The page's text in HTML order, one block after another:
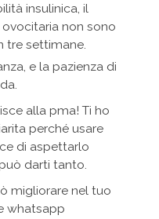
insulinica, il
non sono
tre settimane.
e la pazienza di
alla pma! Ti ho
perché usare
di aspettarlo
darti tanto.
migliorare nel tuo
whatsapp